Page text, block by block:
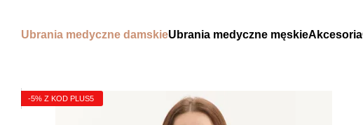
Ubrania medyczne damskieUbrania medyczne męskieAkcesoria
-5% Z KOD PLUS5